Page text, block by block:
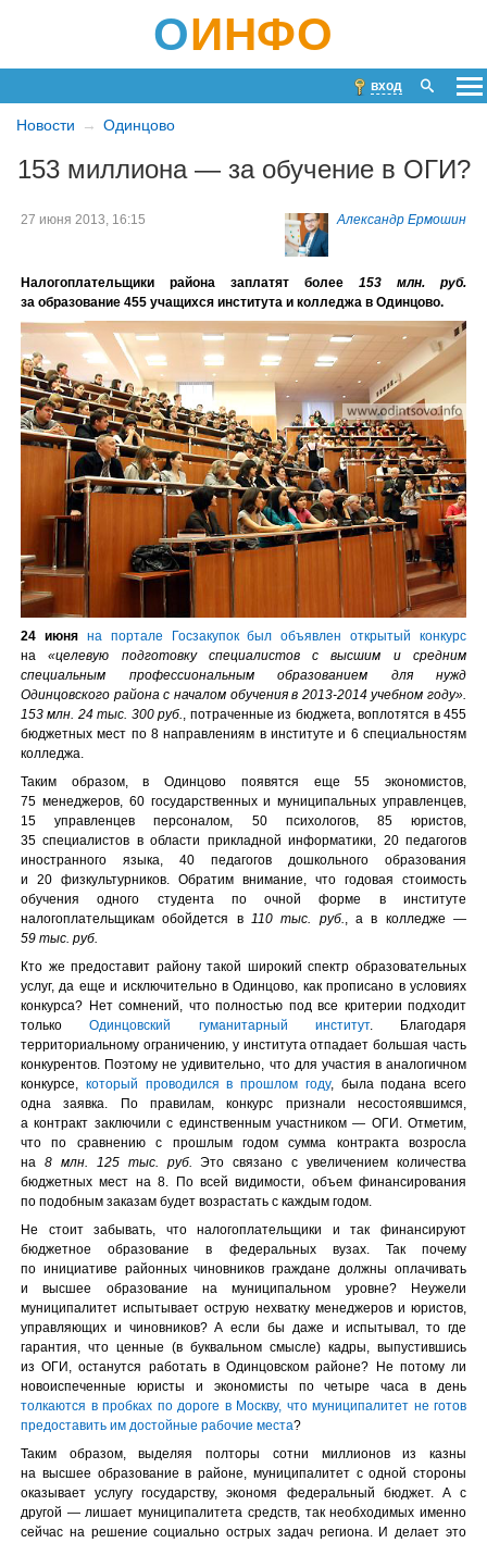
ОИНФО
вход
Новости Одинцово
153 миллиона — за обучение в ОГИ?
Александр Ермошин
27 июня 2013, 16:15
Налогоплательщики района заплатят более 153 млн. руб.
за образование 455 учащихся института и колледжа в Одинцово.
24 июня на портале Госзакупок был объявлен открытый конкурс
на«целевую подготовку специалистов с высшим и средним
специальным профессиональным образованием для нужд
Одинцовского района с началом обучения в 2013-2014 учебном году».
153 млн. 24 тыс. 300 руб., потраченные из бюджета, воплотятся в 455
бюджетных мест по 8 направлениям в институте и 6 специальностям
колледжа.
Таким образом, в Одинцово появятся еще 55 экономистов,
75 менеджеров, 60 государственных и муниципальных управленцев,
15 управленцев персоналом, 50 психологов, 85 юристов,
35 специалистов в области прикладной информатики, 20 педагогов
иностранного языка, 40 педагогов дошкольного образования
и 20 физкультурников. Обратим внимание, что годовая стоимость
обучения одного студента по очной форме в институте
налогоплательщикам обойдется в 110 тыс. руб., а в колледже —
59 тыс. руб.
Кто же предоставит району такой широкий спектр образовательных
услуг, да еще и исключительно в Одинцово, как прописано в условиях
конкурса? Нет сомнений, что полностью под все критерии подходит
толькоОдинцовский гуманитарный институт. Благодаря
территориальному ограничению, у института отпадает большая часть
конкурентов. Поэтому не удивительно, что для участия в аналогичном
конкурсе, который проводился в прошлом году, была подана всего
одна заявка. По правилам, конкурс признали несостоявшимся,
а контракт заключили с единственным участником — ОГИ. Отметим,
что по сравнению с прошлым годом сумма контракта возросла
на 8 млн. 125 тыс. руб.Это связано с увеличением количества
бюджетных мест на 8. По всей видимости, объем финансирования
по подобным заказам будет возрастать с каждым годом.
Не стоит забывать, что налогоплательщики и так финансируют
бюджетное образование в федеральных вузах. Так почему
по инициативе районных чиновников граждане должны оплачивать
и высшее образование на муниципальном уровне? Неужели
муниципалитет испытывает острую нехватку менеджеров и юристов,
управляющих и чиновников? А если бы даже и испытывал, то где
гарантия, что ценные (в буквальном смысле) кадры, выпустившись
из ОГИ, останутся работать в Одинцовском районе? Не потому ли
новоиспеченные юристы и экономисты по четыре часа в день
толкаются в пробках по дороге в Москву, что муниципалитет не готов
предоставить им достойные рабочие места?
Таким образом, выделяя полторы сотни миллионов из казны
на высшее образование в районе, муниципалитет с одной стороны
оказывает услугу государству, экономя федеральный бюджет. А с
другой — лишает муниципалитета средств, так необходимых именно
сейчас на решение социально острых задач региона. И делает это